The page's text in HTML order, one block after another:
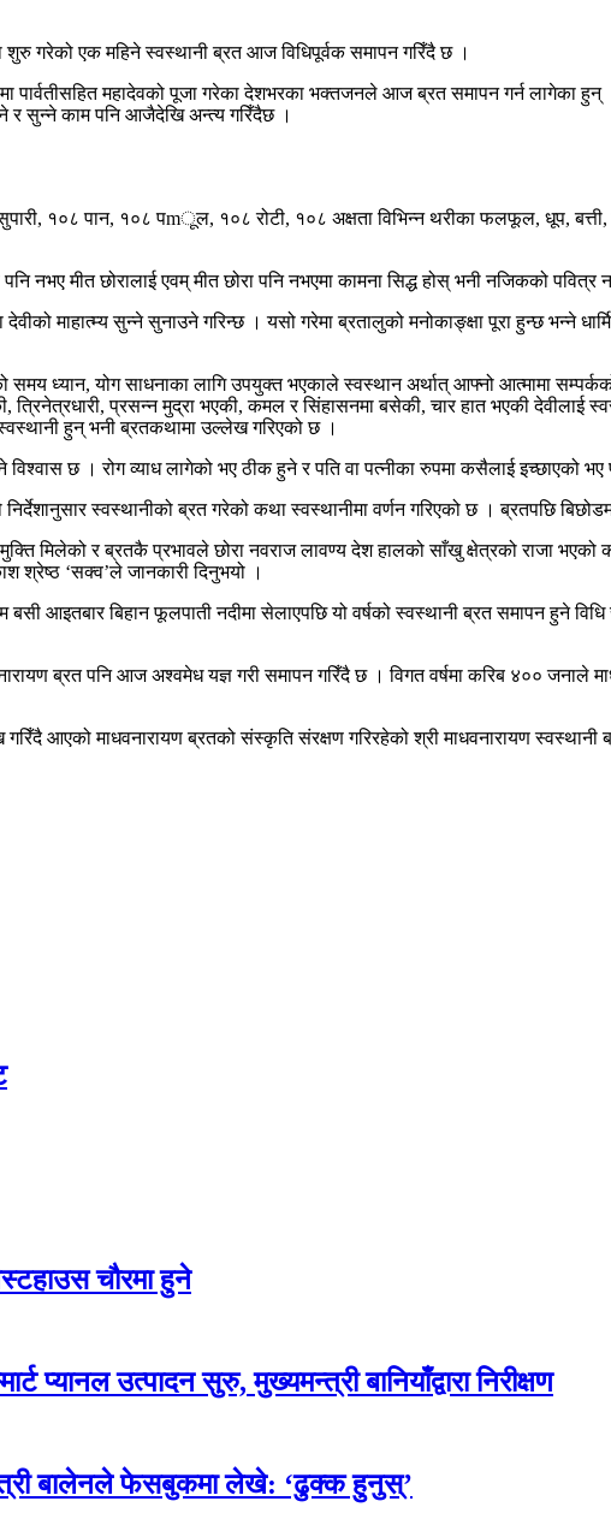
शुरु गरेको एक महिने स्वस्थानी ब्रत आज विधिपूर्वक समापन गरिँदै छ ।
पार्वतीसहित महादेवको पूजा गरेका देशभरका भक्तजनले आज ब्रत समापन गर्न लागेका
र सुन्ने काम पनि आजैदेखि अन्त्य गरिँदैछ ।
१०८ पान, १०८ पmूल, १०८ रोटी, १०८ अक्षता विभिन्न थरीका फलफूल, धूप, बत्ती,
नभए मीत छोरालाई एवम् मीत छोरा पनि नभएमा कामना सिद्ध होस् भनी नजिकको पवित्र
माहात्म्य सुन्ने सुनाउने गरिन्छ । यसो गरेमा ब्रतालुको मनोकाङ्क्षा पूरा हुन्छ भन्ने
ध्यान, योग साधनाका लागि उपयुक्त भएकाले स्वस्थान अर्थात् आफ्नो आत्मामा
त्रिनेत्रधारी, प्रसन्न मुद्रा भएकी, कमल र सिंहासनमा बसेकी, चार हात भएकी देवीलाई
स्वस्थानी हुन् भनी ब्रतकथामा उल्लेख गरिएको छ ।
विश्वास छ । रोग व्याध लागेको भए ठीक हुने र पति वा पत्नीका रुपमा कसैलाई इच्छाएको
निर्देशानुसार स्वस्थानीको ब्रत गरेको कथा स्वस्थानीमा वर्णन गरिएको छ । ब्रतपछि
मिलेको र ब्रतकै प्रभावले छोरा नवराज लावण्य देश हालको साँखु क्षेत्रको राजा भएको
श्रेष्ठ ‘सक्व’ले जानकारी दिनुभयो ।
आइतबार बिहान फूलपाती नदीमा सेलाएपछि यो वर्षको स्वस्थानी ब्रत समापन हुने विधि
ब्रत पनि आज अश्वमेध यज्ञ गरी समापन गरिँदै छ । विगत वर्षमा करिब ४०० जनाले
आएको माधवनारायण ब्रतको संस्कृति संरक्षण गरिरहेको श्री माधवनारायण स्वस्थानी
चौरमा हुने
प्यानल उत्पादन सुरु, मुख्यमन्त्री बानियाँद्वारा निरीक्षण
बालेनले फेसबुकमा लेखे: ‘ढुक्क हुनुस्’